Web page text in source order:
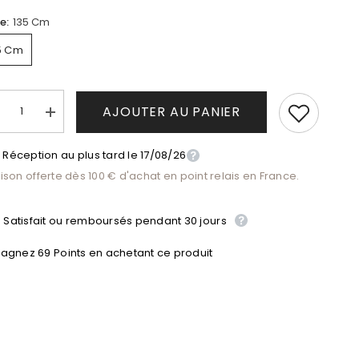
135 Cm
Cm
la
de
d&#39;Hamamélis
AJOUTER AU PANIER
Réception au plus tard le 17/08/26 Informations de livraison
offerte dès 100 € d'achat en point relais en France.
Satisfait ou remboursés pendant 30 jours
69 Points en achetant ce produit